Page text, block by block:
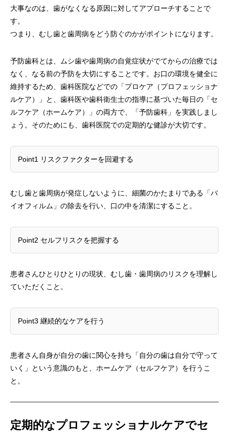
大事なのは、歯がなくなる原因に対してアプローチすることで
す。
つまり、むし歯と歯周病をどう防ぐのかがポイントになります。
予防歯科とは、ムシ歯や歯周病の自覚症状がでてからの治療では
なく、なる前の予防を大切にすることです。お口の環境を健全に
維持するため、歯科医院などでの「プロケア（プロフェッショナ
ルケア）」と、歯科医や歯科衛生士の指導に基づいた毎日の「セ
ルフケア（ホームケア）」の両方で、「予防歯科」を実践しまし
ょう。そのためにも、歯科医院での定期的な健診が大切です。
Point1 リスクファクターを回避する
むし歯と歯周病が発症しないように、細菌のかたまりである「バ
イオフィルム」の除去を行い、口の中を清潔にすること。
Point2 セルフリスクを把握する
患者さんひとりひとりの現状、むし歯・歯周病のリスクを理解し
ていただくこと。
Point3 継続的なケアを行う
患者さん自身が自分の歯に関心を持ち「自分の歯は自分で守って
いく」という意識のもと、ホームケア（セルフケア）を行うこ
と。
定期的なプロフェッショナルケアでセ